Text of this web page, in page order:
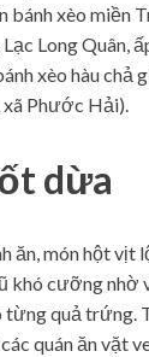
bánh xèo miền
Long Quân,
xèo hàu chả
Phước Hải).
dừa
ăn, món hột vịt
khó cưỡng nhờ
từng quả trứng.
quán ăn vặt